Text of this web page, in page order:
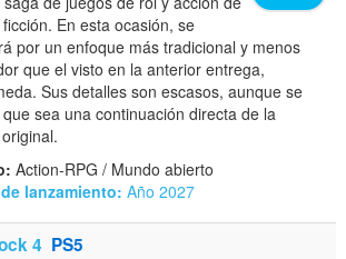
En esta ocasión, se
por un enfoque más tradicional y menos
que el visto en la anterior entrega,
Sus detalles son escasos, aunque se
sea una continuación directa de la
Action-RPG / Mundo abierto
lanzamiento: Año 2027
4 PS5